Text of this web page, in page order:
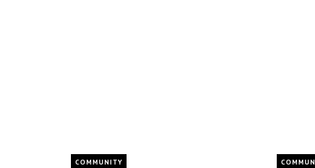
COMMUNITY